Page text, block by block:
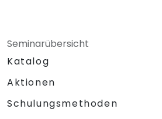
Seminarübersicht
Katalog
Aktionen
Schulungsmethoden